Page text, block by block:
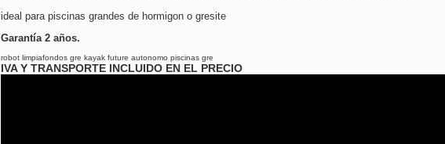
ideal para piscinas grandes de hormigon o gresite
Garantía 2 años.
robot limpiafondos gre kayak future autonomo piscinas gre
IVA Y TRANSPORTE INCLUIDO EN EL PRECIO